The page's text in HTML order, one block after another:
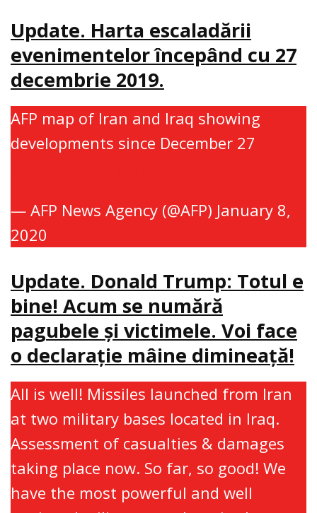
Update. Harta escaladării
evenimentelor începând cu 27
decembrie 2019.
AFP map of Iran and Iraq showing
developments since December 27
— AFP News Agency (@AFP) January 8,
2020
Update. Donald Trump: Totul e
bine! Acum se numără
pagubele şi victimele. Voi face
o declaraţie mâine dimineaţă!
All is well! Missiles launched from Iran
at two military bases located in Iraq.
Assessment of casualties & damages
taking place now. So far, so good! We
have the most powerful and well